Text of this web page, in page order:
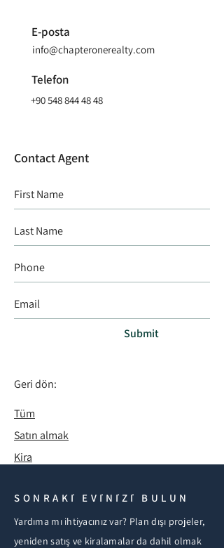
E-posta
info@chapteronerealty.com
Telefon
+90 548 844 48 48
Contact Agent
Submit
Geri dön:
Tüm
Satın almak
Kira
SONRAKİ EVİNİZİ BULUN
Yardıma mı ihtiyacınız var? Plan dışı projeler,
yeniden satış ve kiralamalar da dahil olmak